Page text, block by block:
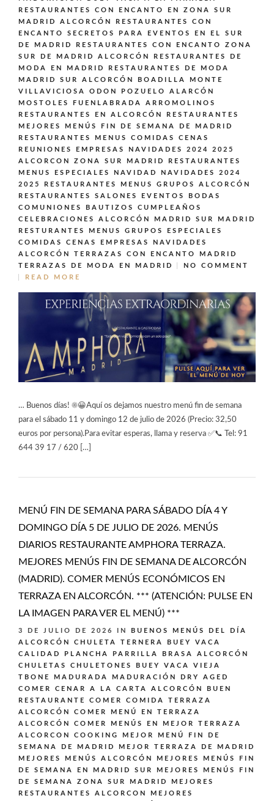
RESTAURANTES CON ENCANTO EN ZONA SUR
MADRID ALCORCÓN
RESTAURANTES CON
ENCANTO SECRETOS PARA EVENTOS EN EL SUR
DE MADRID
RESTAURANTES CON ENCANTO ZONA
SUR DE MADRID ALCORCÓN
RESTAURANTES DE
MODA EN MADRID
RESTAURANTES DE MODA
MADRID SUR ALCORCÓN BOADILLA MONTE
VILLAVICIOSA ODON POZUELO ALARCÓN
MOSTOLES FUENLABRADA ARROMOLINOS
RESTAURANTES EN ALCORCÓN
RESTAURANTES
MEJORES MENÚS FIN DE SEMANA DE MADRID
RESTAURANTES MENUS COMIDAS CENAS
REUNIONES EMPRESAS NAVIDADES 2024 2025
ALCORCON ZONA SUR MADRID
RESTAURANTES
MENUS ESPECIALES NAVIDAD NAVIDADES 2024
2025
RESTAURANTES MENUS GRUPOS ALCORCÓN
RESTAURANTES SALONES EVENTOS BODAS
COMUNIONES BAUTIZOS CUMPLEAÑOS
CELEBRACIONES ALCORCÓN MADRID SUR MADRID
RESTURANTES MENUS GRUPOS ESPECIALES
COMIDAS CENAS EMPRESAS NAVIDADES
ALCORCÓN
TERRAZAS CON ENCANTO MADRID
TERRAZAS DE MODA EN MADRID
NO COMMENT
READ MORE
… Buenos días! ☀️😀Aquí os dejamos nuestro menú fin de semana
para el sábado 11 y domingo 12 de julio de 2026 (Precio: 32,50
euros por persona).Para evitar esperas, llama y reserva ✅📞 Tel: 91
644 39 17 / 620 […]
MENÚ FIN DE SEMANA PARA SÁBADO DÍA 4 Y
DOMINGO DÍA 5 DE JULIO DE 2026. MENÚS
DIARIOS RESTAURANTE AMPHORA TERRAZA.
MEJORES MENÚS FIN DE SEMANA DE ALCORCÓN
(MADRID). COMER MENÚS ECONÓMICOS EN
TERRAZA EN ALCORCÓN. *** (ATENCIÓN: PULSE EN
LA IMAGEN PARA VER EL MENÚ) ***
3 DE JULIO DE 2026 IN
BUENOS MENÚS DEL DÍA
ALCORCÓN
CHULETA TERNERA BUEY VACA
CALIDAD PLANCHA PARRILLA BRASA ALCORCÓN
CHULETAS CHULETONES BUEY VACA VIEJA
TBONE MADURADA MADURACIÓN DRY AGED
COMER CENAR A LA CARTA ALCORCÓN BUEN
RESTAURANTE
COMER COMIDA TERRAZA
ALCORCÓN
COMER MENÚ EN TERRAZA
ALCORCÓN
COMER MENÚS EN MEJOR TERRAZA
ALCORCON
COOKING
MEJOR MENÚ FIN DE
SEMANA DE MADRID
MEJOR TERRAZA DE MADRID
MEJORES MENÚS ALCORCÓN
MEJORES MENÚS FIN
DE SEMANA EN MADRID SUR
MEJORES MENÚS FIN
DE SEMANA ZONA SUR MADRID
MEJORES
RESTAURANTES ALCORCON
MEJORES